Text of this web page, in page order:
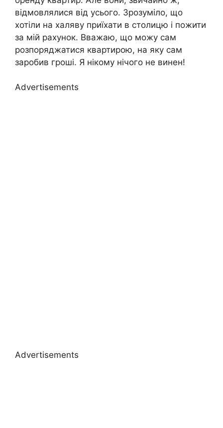
відмовлялися від усього. Зрозуміло, що
хотіли на халяву приїхати в столицю і пожити
за мій рахунок. Вважаю, що можу сам
розпоряджатися квартирою, на яку сам
заробив гроші. Я нікому нічого не винен!
Advertisements
Advertisements